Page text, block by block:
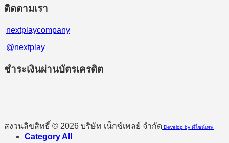
ติดตามเรา
nextplaycompany
@nextplay
ชำระเงินผ่านบัตรเครดิต
สงวนลิขสิทธิ์ © 2026 บริษัท เน็กซ์เพลย์ จำกัด Develop by ดีไซน์เทพ
Category All